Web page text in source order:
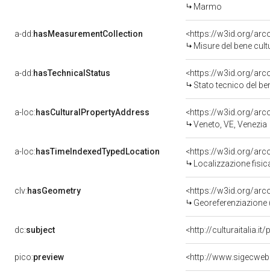
Marmo
a-dd:hasMeasurementCollection
<https://w3id.org/
Misure del bene
a-dd:hasTechnicalStatus
<https://w3id.org/
Stato tecnico del
a-loc:hasCulturalPropertyAddress
<https://w3id.org/
Veneto, VE, Venezia
a-loc:hasTimeIndexedTypedLocation
<https://w3id.org/
Localizzazione
clv:hasGeometry
<https://w3id.org/
dc:subject <http://culturaitalia.it/
pico:preview <http://